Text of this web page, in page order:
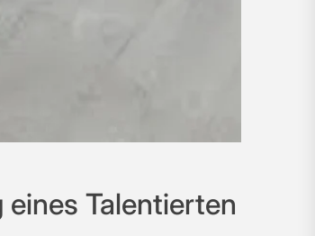
eines Talentierten